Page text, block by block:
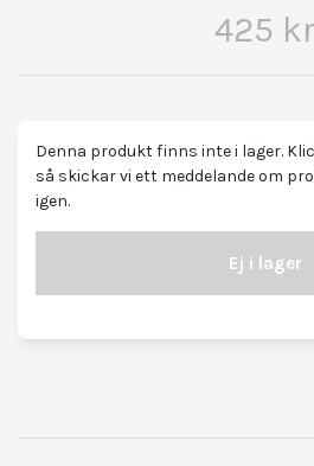
425 kr
Denna produkt finns inte i lager.
så skickar vi ett meddelande om
igen.
Ej i lager